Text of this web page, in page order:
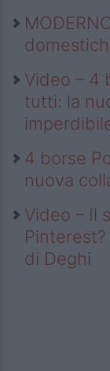
Video – 4
tutti: la
4 borse
nuova
Video – Il
di Deghi